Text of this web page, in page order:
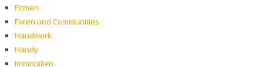
Firmen
Foren und Communities
Handwerk
Handy
Immobilien